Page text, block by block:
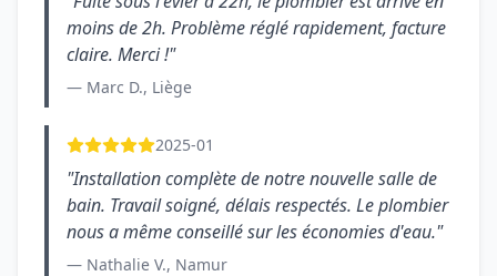
moins de 2h. Problème réglé rapidement, facture
claire. Merci !"
— Marc D., Liège
2025-01
"Installation complète de notre nouvelle salle de
bain. Travail soigné, délais respectés. Le plombier
nous a même conseillé sur les économies d'eau."
— Nathalie V., Namur